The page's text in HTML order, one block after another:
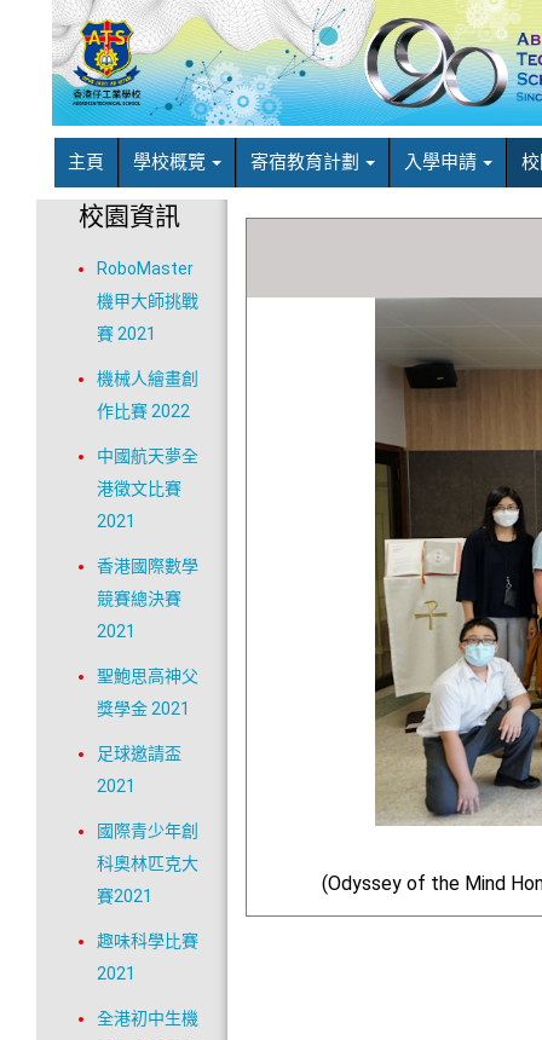
主頁 學校概覽 寄宿教育計劃 入學申請
(Odyssey of the Mind
校園資訊
RoboMaster
機甲大師挑戰
賽 2021
機械人繪畫創
作比賽 2022
中國航天夢全
港徵文比賽
2021
香港國際數學
競賽總決賽
2021
聖鮑思高神父
獎學金 2021
足球邀請盃
2021
國際青少年創
科奧林匹克大
賽2021
趣味科學比賽
2021
全港初中生機